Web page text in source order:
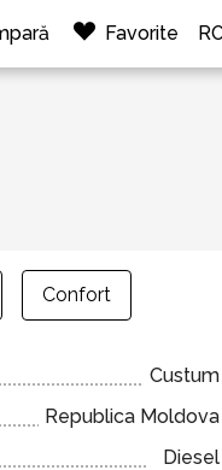
Favorite
Confort
Custum
Republica Moldova
Diesel